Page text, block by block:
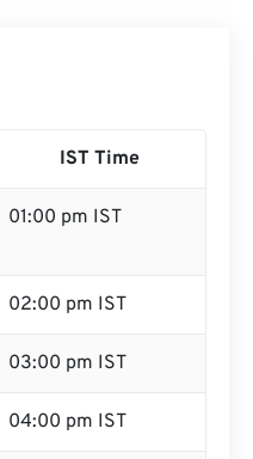
IST Time
01:00 pm IST
02:00 pm IST
03:00 pm IST
04:00 pm IST